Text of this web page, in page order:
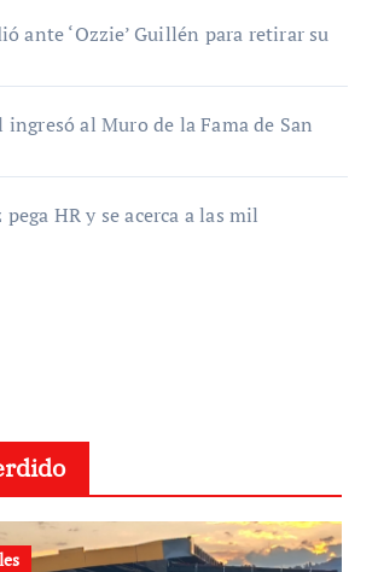
ante ‘Ozzie’ Guillén para retirar su
ingresó al Muro de la Fama de San
HR y se acerca a las mil